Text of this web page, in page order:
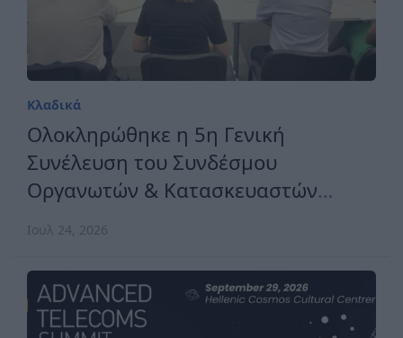
Κλαδικά
Ολοκληρώθηκε η 5η Γενική
Συνέλευση του Συνδέσμου
Οργανωτών & Κατασκευαστών
Ιουλ 24, 2026